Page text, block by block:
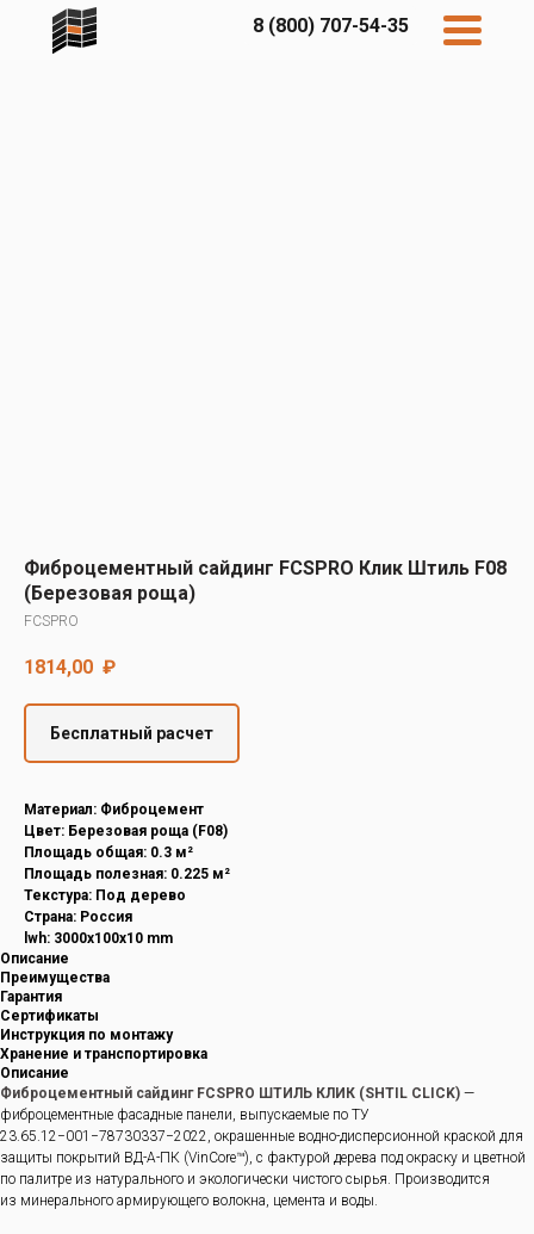
8 (800) 707-54-35
Cedral
Фиброцементный сайдинг FCSPRO Клик Штиль F08
(Березовая роща)
FCSPRO
1814,00 ₽
Бесплатный расчет
Материал: Фиброцемент
Цвет: Березовая роща (F08)
Площадь общая: 0.3 м²
Площадь полезная: 0.225 м²
Текстура: Под дерево
Страна: Россия
lwh: 3000x100x10 mm
Описание
Преимущества
Гарантия
Сертификаты
Инструкция по монтажу
Хранение и транспортировка
Описание
Фиброцементный сайдинг FCSPRO ШТИЛЬ КЛИК (SHTIL CLICK) —
фиброцементные фасадные панели, выпускаемые по ТУ
23.65.12−001−78730337−2022, окрашенные водно-дисперсионной краской для
защиты покрытий ВД-А-ПК (VinCore™), с фактурой дерева под окраску и цветной
по палитре из натурального и экологически чистого сырья. Производится
из минерального армирующего волокна, цемента и воды.